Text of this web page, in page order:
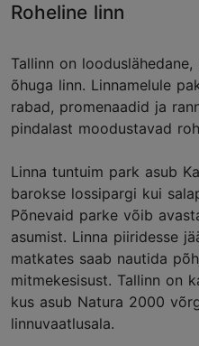
Roheline linn
Tallinn on
õhuga linn. Linnamelule
rabad, promenaadid ja
pindalast moodustavad
Linna tuntuim park asub
barokse lossipargi kui
Põnevaid parke võib
asumist. Linna piiridesse
matkates saab nautida
mitmekesisust. Tallinn on
kus asub Natura 2000
linnuvaatlusala.